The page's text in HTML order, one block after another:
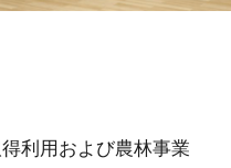
利用および農林事業